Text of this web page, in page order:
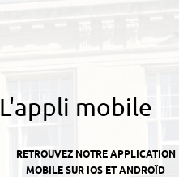
L'appli mobile
RETROUVEZ NOTRE APPLICATION
MOBILE SUR IOS ET ANDROÏD